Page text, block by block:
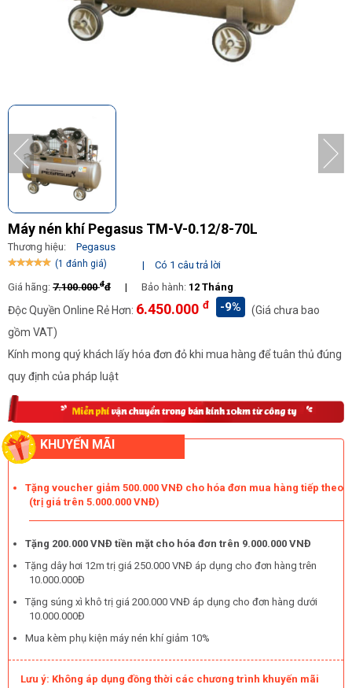
Máy nén khí Pegasus TM-V-0.12/8-70L
Thương hiệu: Pegasus
(1 đánh giá) |
Có 1 câu trả lời
Giá hãng: 7.100.000đđ | Bảo hành: 12 Tháng
Độc Quyền Online Rẻ Hơn: 6.450.000 đ -9%
(Giá chưa bao
gồm VAT)
Kính mong quý khách lấy hóa đơn đỏ khi mua hàng để tuân thủ đúng
quy định của pháp luật
KHUYẾN MÃI
Tặng voucher giảm 500.000 VNĐ cho hóa đơn mua hàng tiếp theo
(trị giá trên 5.000.000 VNĐ)
Tặng 200.000 VNĐ tiền mặt cho hóa đơn trên 9.000.000 VNĐ
Tặng dây hơi 12m trị giá 250.000 VNĐ áp dụng cho đơn hàng trên
10.000.000Đ
Tặng súng xì khô trị giá 200.000 VNĐ áp dụng cho đơn hàng dưới
10.000.000Đ
Mua kèm phụ kiện máy nén khí giảm 10%
Lưu ý: Không áp dụng đồng thời các chương trình khuyến mãi